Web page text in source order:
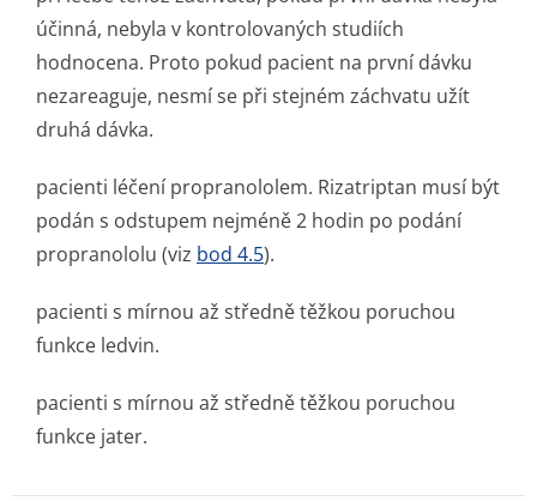
účinná, nebyla v kontrolovaných studiích
hodnocena. Proto pokud pacient na první dávku
nezareaguje, nesmí se při stejném záchvatu užít
druhá dávka.
pacienti léčení propranololem. Rizatriptan musí být
podán s odstupem nejméně 2 hodin po podání
propranololu (viz bod 4.5).
pacienti s mírnou až středně těžkou poruchou
funkce ledvin.
pacienti s mírnou až středně těžkou poruchou
funkce jater.